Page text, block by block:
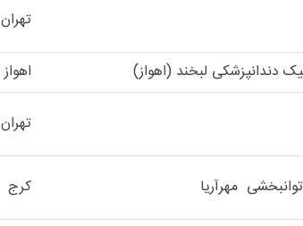
تهران
دندانپزشکی لبخند (اهواز) اهواز
تهران
مهرآریا کرج